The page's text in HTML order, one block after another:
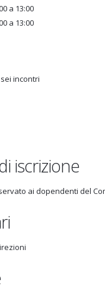
a 13:00
a 13:00
incontri
iscrizione
ai dopendenti del